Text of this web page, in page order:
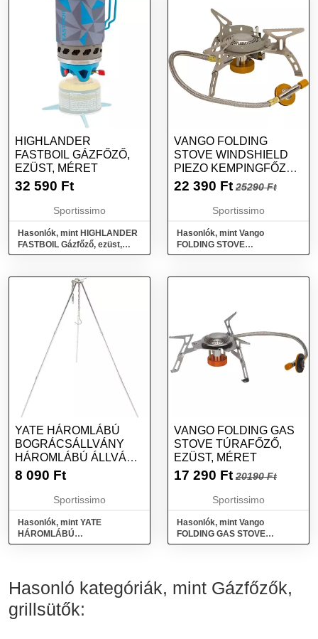
HIGHLANDER
FASTBOIL GÁZFŐZŐ,
EZÜST, MÉRET
32 590 Ft
Sportissimo
Hasonlók, mint HIGHLANDER
FASTBOIL Gázfőző, ezüst,
méret
VANGO FOLDING
STOVE WINDSHIELD
PIEZO KEMPINGFŐZŐ
SZÉLFOGÓVAL, EZÜST,
22 390 Ft 25290 Ft
Sportissimo
Hasonlók, mint Vango
FOLDING STOVE
WINDSHIELD PIEZO
ezüst, méret
YATE HÁROMLÁBÚ
BOGRÁCSÁLLVÁNY
HÁROMLÁBÚ ÁLLVÁNY
BOGRÁCSHOZ, EZÜST,
8 090 Ft
Sportissimo
Hasonlók, mint YATE
HÁROMLÁBÚ
BOGRÁCSÁLLVÁNY
VANGO FOLDING GAS
STOVE TÚRAFŐZŐ,
EZÜST, MÉRET
17 290 Ft 20190 Ft
Sportissimo
Hasonlók, mint Vango
FOLDING GAS STOVE
Túrafőző, ezüst, méret
Hasonló kategóriák, mint Gázfőzők,
grillsütők: